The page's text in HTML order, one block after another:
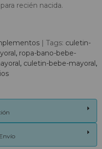
recién nacida.
| Tags: culetin-
ropa-bano-bebe-
culetin-bebe-mayoral